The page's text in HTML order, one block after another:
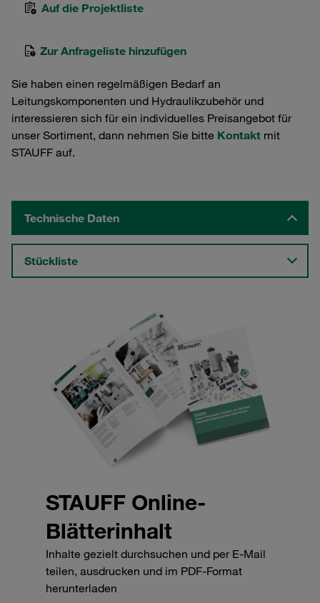
Auf die Projektliste
Zur Anfrageliste hinzufügen
Sie haben einen regelmäßigen Bedarf an
Leitungskomponenten und Hydraulikzubehör und
interessieren sich für ein individuelles Preisangebot für
unser Sortiment, dann nehmen Sie bitte Kontakt mit
STAUFF auf.
Technische Daten
Stückliste
STAUFF Online-
Blätterinhalt
Inhalte gezielt durchsuchen und per E-Mail
teilen, ausdrucken und im PDF-Format
herunterladen